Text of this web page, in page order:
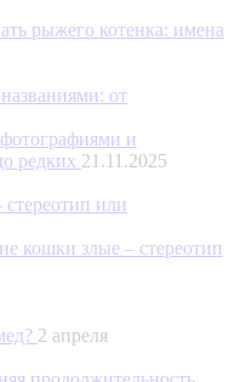
рыжего котенка: имена
и
редких 21.11.2025
кошки злые – стереотип
2 апреля